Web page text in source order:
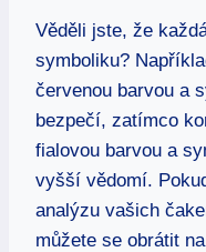
Věděli jste, že
symboliku?
červenou barvou a
bezpečí, zatímco
fialovou barvou a
vyšší vědomí.
analýzu vašich
můžete se obrátit